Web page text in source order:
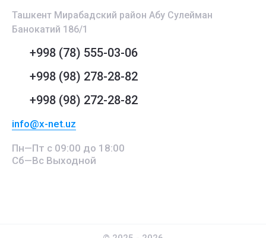
Ташкент Мирабадский район Абу Сулейман
Банокатий 186/1
+998 (78) 555-03-06
+998 (98) 278-28-82
+998 (98) 272-28-82
info@x-net.uz
Пн—Пт с 09:00 до 18:00
Сб—Вс Выходной